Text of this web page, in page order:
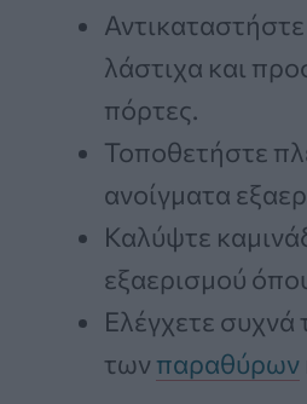
λάστιχα και
πόρτες.
Τοποθετήστε
ανοίγματα
Καλύψτε
εξαερισμού
Ελέγχετε
των παραθύρων